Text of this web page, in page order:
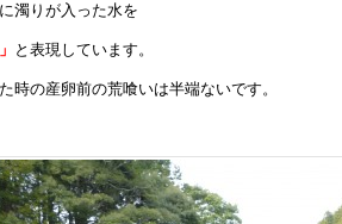
濁りが入った水を
と表現しています。
時の産卵前の荒喰いは半端ないです。